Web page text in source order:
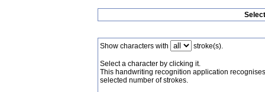
Show characters with stroke(s).
Select a character by clicking it.
This handwriting recognition application
selected number of strokes.